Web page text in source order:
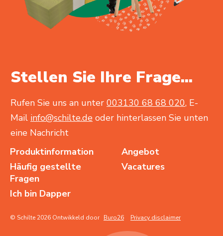
Stellen Sie Ihre Frage...
Rufen Sie uns an unter 003130 68 68 020, E-
Mail info@schilte.de oder hinterlassen Sie unten
eine Nachricht
Produktinformation
Angebot
Häufig gestellte
Fragen
Vacatures
Ich bin Dapper
© Schilte 2026 Ontwikkeld door Buro26 Privacy disclaimer